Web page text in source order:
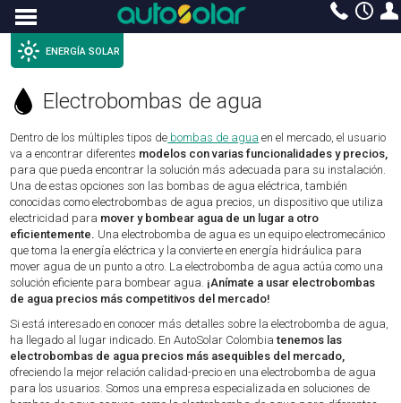
Menu
ENERGÍA SOLAR
Electrobombas de agua
Dentro de los múltiples tipos de bombas de agua en el mercado, el usuario
va a encontrar diferentes modelos con varias funcionalidades y precios,
para que pueda encontrar la solución más adecuada para su instalación.
Una de estas opciones son las bombas de agua eléctrica, también
conocidas como electrobombas de agua precios, un dispositivo que utiliza
electricidad para mover y bombear agua de un lugar a otro
eficientemente. Una electrobomba de agua es un equipo electromecánico
que toma la energía eléctrica y la convierte en energía hidráulica para
mover agua de un punto a otro. La electrobomba de agua actúa como una
solución eficiente para bombear agua. ¡Anímate a usar electrobombas
de agua precios más competitivos del mercado!
Si está interesado en conocer más detalles sobre la electrobomba de agua,
ha llegado al lugar indicado. En AutoSolar Colombia tenemos las
electrobombas de agua precios más asequibles del mercado,
ofreciendo la mejor relación calidad-precio en una electrobomba de agua
para los usuarios. Somos una empresa especializada en soluciones de